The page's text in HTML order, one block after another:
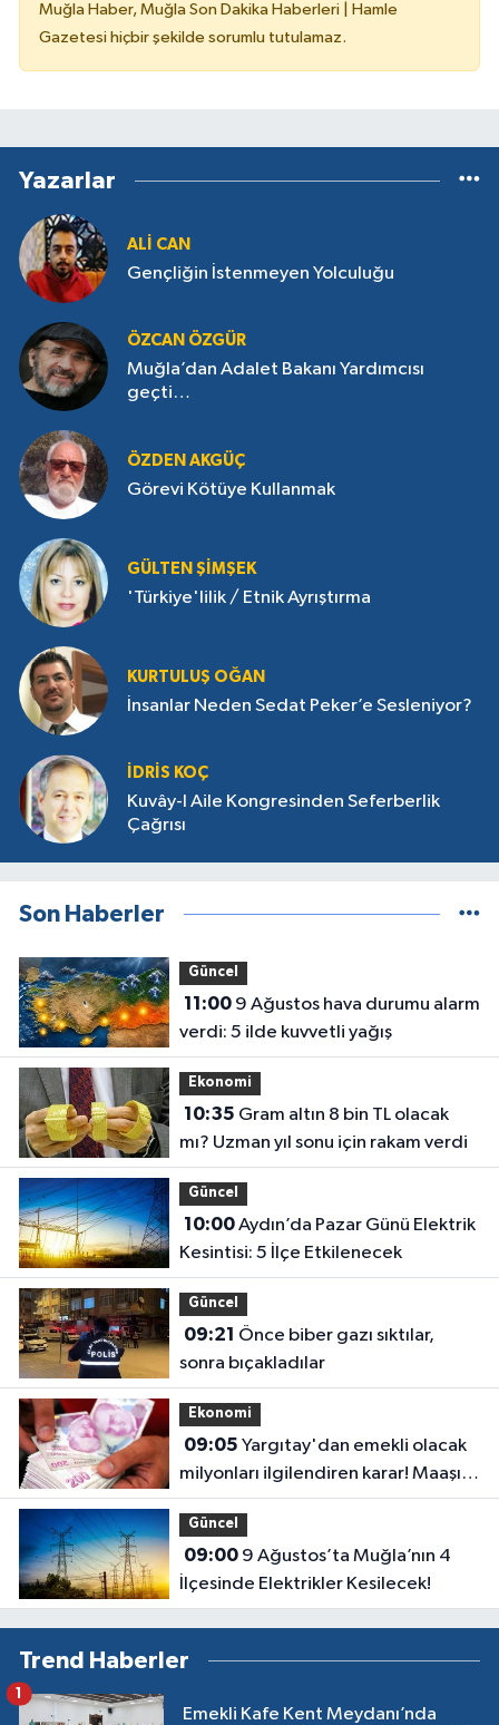
Muğla Haber, Muğla Son Dakika Haberleri | Hamle
Gazetesi hiçbir şekilde sorumlu tutulamaz.
Yazarlar
ALI CAN
Gençliğin İstenmeyen Yolculuğu
ÖZCAN ÖZGÜR
Muğla’dan Adalet Bakanı Yardımcısı
geçti…
ÖZDEN AKGÜÇ
Görevi Kötüye Kullanmak
GÜLTEN ŞIMŞEK
'Türkiye'lilik / Etnik Ayrıştırma
KURTULUŞ OĞAN
İnsanlar Neden Sedat Peker’e Sesleniyor?
İDRIS KOÇ
Kuvây-I Aile Kongresinden Seferberlik
Çağrısı
Son Haberler
Güncel
11:009 Ağustos hava durumu alarm
verdi: 5 ilde kuvvetli yağış
Ekonomi
10:35
mı? Uzman yıl sonu için rakam verdi
Güncel
10:00Aydın’da Pazar Günü Elektrik
Kesintisi: 5 İlçe Etkilenecek
Güncel
09:21
sonra bıçakladılar
Ekonomi
09:05
milyonları ilgilendiren karar! Maaşı
gecikenler dikkat
Güncel
09:009 Ağustos’ta Muğla’nın 4
İlçesinde Elektrikler Kesilecek!
Trend Haberler
Emekli Kafe Kent Meydanı’nda
1